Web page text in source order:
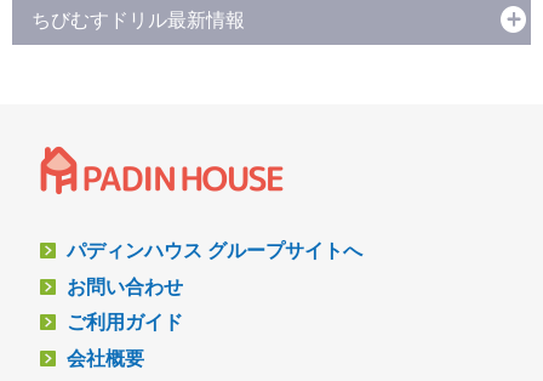
ちびむすドリル最新情報
パディンハウス グループサイトへ
お問い合わせ
ご利用ガイド
会社概要